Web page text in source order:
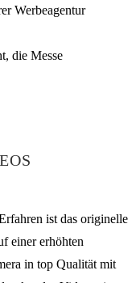
Werbeagentur
die Messe
ist das originelle
einer erhöhten
in top Qualität mit